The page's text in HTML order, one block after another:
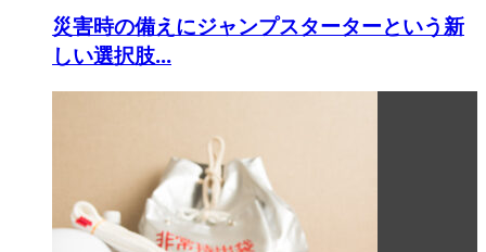
災害時の備えにジャンプスターターという新
しい選択肢...